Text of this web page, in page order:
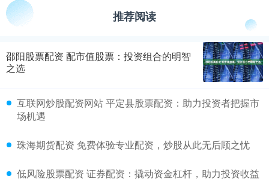
推荐阅读
邵阳股票配资 配市值股票：投资组合的明智
之选
互联网炒股配资网站 平定县股票配资：助力投资者把握市
场机遇
珠海期货配资 免费体验专业配资，炒股从此无后顾之忧
低风险股票配资 证券配资：撬动资金杠杆，助力投资收益